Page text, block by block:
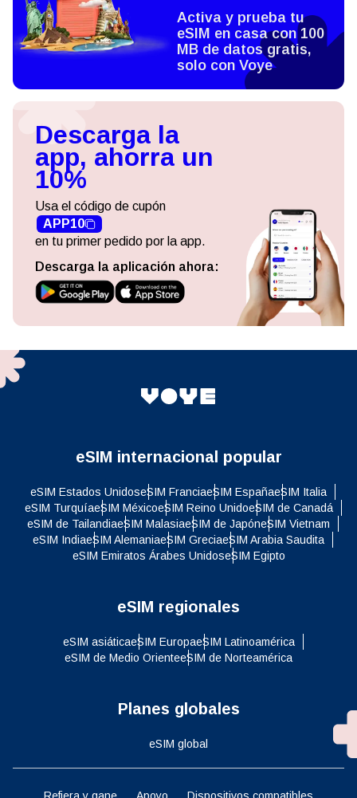
Activa y prueba tu
eSIM en casa con 100
MB de datos gratis,
solo con Voye
Descarga la
app, ahorra un
10%
Usa el código de cupón
APP10
en tu primer pedido por la app.
Descarga la aplicación ahora:
eSIM internacional popular
eSIM Estados UnidoseSIM FranciaeSIM EspañaeSIM Italia
eSIM TurquíaeSIM MéxicoeSIM Reino UnidoeSIM de Canadá
eSIM de TailandiaeSIM MalasiaeSIM de JapóneSIM Vietnam
eSIM IndiaeSIM AlemaniaeSIM GreciaeSIM Arabia Saudita
eSIM Emiratos Árabes UnidoseSIM Egipto
eSIM regionales
eSIM asiáticaeSIM EuropaeSIM Latinoamérica
eSIM de Medio OrienteeSIM de Norteamérica
Planes globales
eSIM global